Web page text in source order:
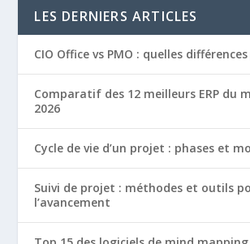
LES DERNIERS ARTICLES
CIO Office vs PMO : quelles
Comparatif des 12 meilleurs ERP du
2026
Cycle de vie d’un projet : phases et
Suivi de projet : méthodes et outils
l’avancement